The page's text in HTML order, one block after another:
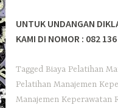
UNTUK UNDANGAN
KAMI DI NOMOR : 082
Tagged Biaya Pelatihan
Pelatihan Manajemen
Manajemen Keperawatan